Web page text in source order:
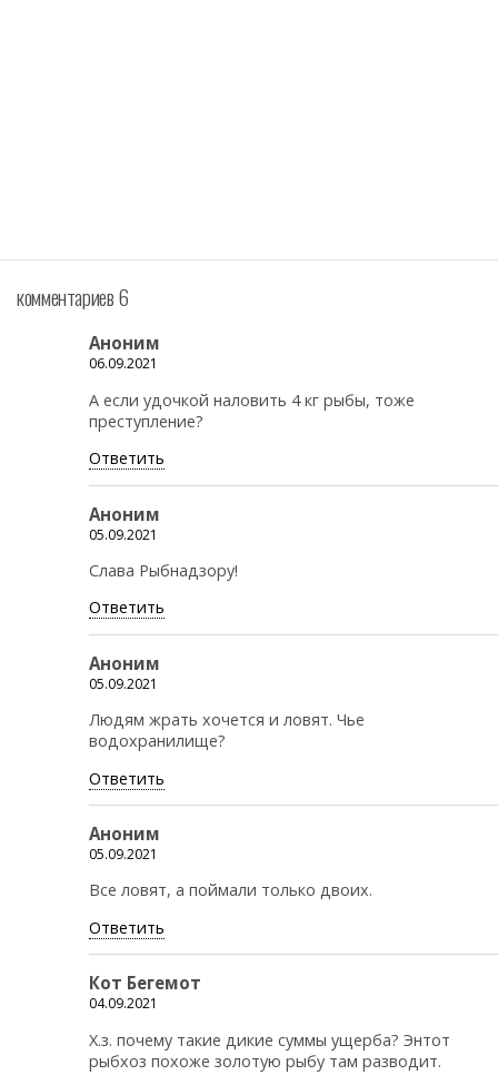
комментариев 6
Аноним
06.09.2021
А если удочкой наловить 4 кг рыбы, тоже
преступление?
Ответить
Аноним
05.09.2021
Слава Рыбнадзору!
Ответить
Аноним
05.09.2021
Людям жрать хочется и ловят. Чье
водохранилище?
Ответить
Аноним
05.09.2021
Все ловят, а поймали только двоих.
Ответить
Кот Бегемот
04.09.2021
Х.з. почему такие дикие суммы ущерба? Энтот
рыбхоз похоже золотую рыбу там разводит.